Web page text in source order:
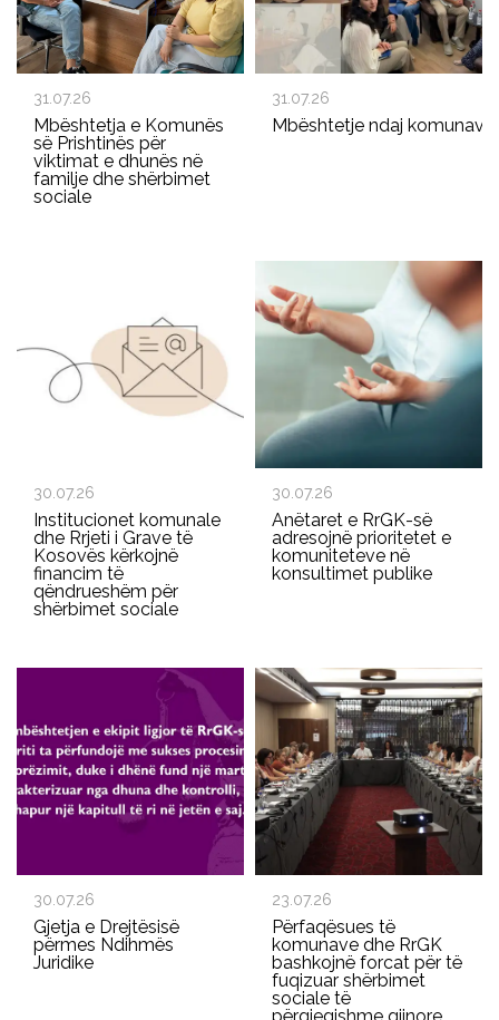
31.07.26
Mbështetja e Komunës
së Prishtinës për
viktimat e dhunës në
familje dhe shërbimet
sociale
31.07.26
Mbështetje ndaj
30.07.26
Institucionet komunale
dhe Rrjeti i Grave të
Kosovës kërkojnë
financim të
qëndrueshëm për
shërbimet sociale
30.07.26
Anëtaret e RrGK-së
adresojnë prioritetet e
komuniteteve në
konsultimet publike
30.07.26
Gjetja e Drejtësisë
përmes Ndihmës
Juridike
23.07.26
Përfaqësues të
komunave dhe RrGK
bashkojnë forcat për të
fuqizuar shërbimet
sociale të